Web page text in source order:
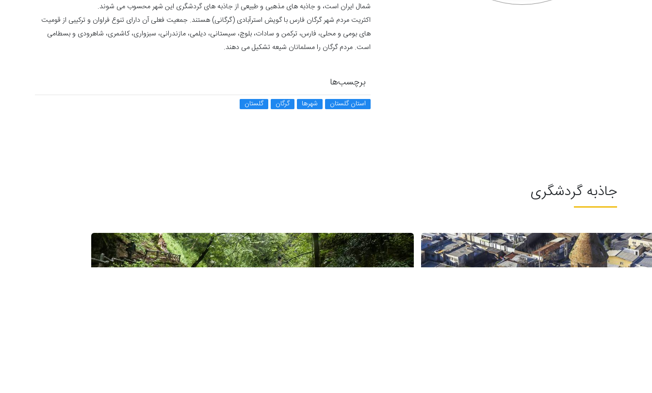
شمال ایران است، و جاذبه های مذهبی و طبیعی از جاذبه های گردشگری این شهر محسوب می شوند.
اکثریت مردم شهر گرگان فارس با گویش استرآبادی (گرگانی) هستند. جمعیت فعلی آن دارای تنوع فراوان و ترکیبی از قومیت
های بومی و محلی، فارس، ترکمن و سادات، بلوچ، سیستانی، دیلمی، مازندرانی، سبزواری، کاشمری، شاهرودی و بسطامی
است. مردم گرگان را مسلمانان شیعه تشکیل می دهند.
برچسب‌ها
استان گلستان شهرها گرگان گلستان
جاذبه گردشگری